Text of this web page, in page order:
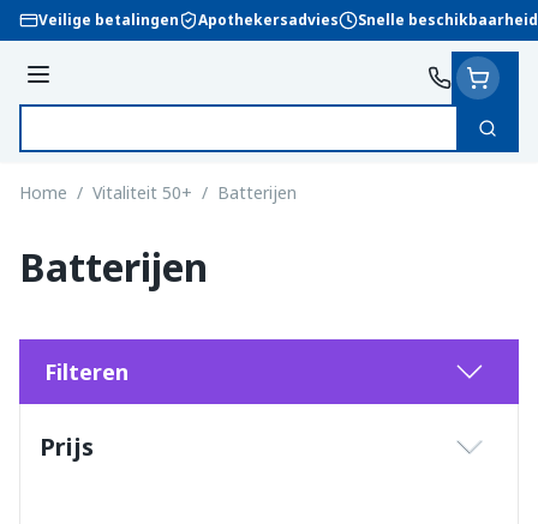
Ga naar de inhoud
Veilige betalingen Apothekersadvies Snelle beschikbaarheid
Menu
Zoek
Home / Vitaliteit 50+ / Batterijen
Batterijen
Filteren
Prijs